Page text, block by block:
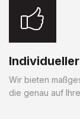
Wir bieten
die genau auf